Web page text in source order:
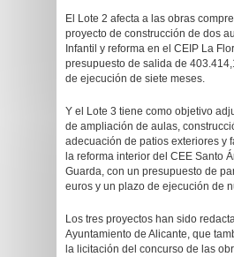
El Lote 2 afecta a las obras
proyecto de construcción de dos
Infantil y reforma en el CEIP La
presupuesto de salida de
de ejecución de siete meses.
Y el Lote 3 tiene como objetivo
de ampliación de aulas,
adecuación de patios exteriores y
la reforma interior del CEE Santo
Guarda, con un presupuesto de
euros y un plazo de ejecución de
Los tres proyectos han sido
Ayuntamiento de Alicante, que
la licitación del concurso de las